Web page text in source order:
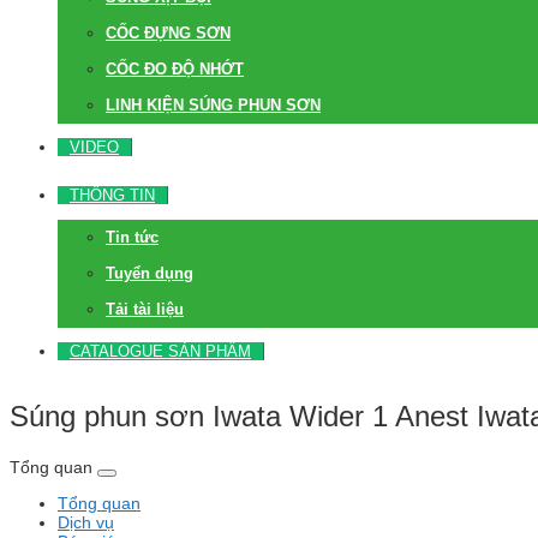
CỐC ĐỰNG SƠN
CỐC ĐO ĐỘ NHỚT
LINH KIỆN SÚNG PHUN SƠN
VIDEO
THÔNG TIN
Tin tức
Tuyển dụng
Tải tài liệu
CATALOGUE SẢN PHẨM
Súng phun sơn Iwata Wider 1 Anest
Tổng quan
Tổng quan
Dịch vụ